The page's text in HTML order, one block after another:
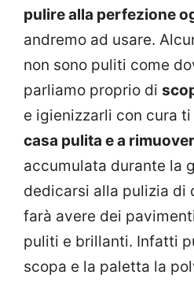
pulire alla perfezione
andremo ad usare.
non sono puliti come
parliamo proprio di
e igienizzarli con cura
casa pulita e a
accumulata durante la
dedicarsi alla pulizia di
farà avere dei
puliti e brillanti. Infatti
scopa e la paletta la